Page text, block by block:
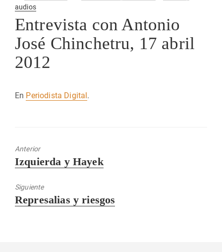
en
audios
Entrevista con Antonio
José Chinchetru, 17 abril
2012
En Periodista Digital.
Anterior
Entrada
Izquierda y Hayek
Siguiente
Entrada
Represalias y riesgos